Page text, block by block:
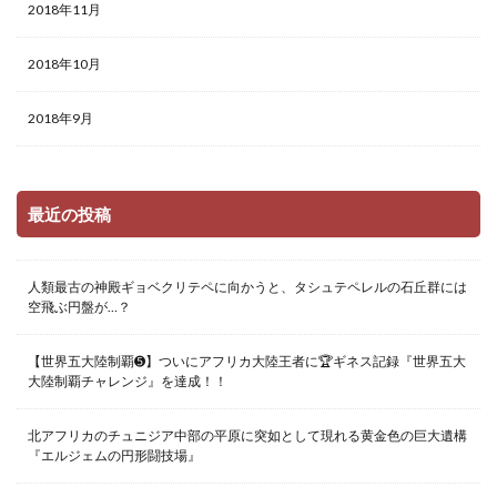
2018年11月
2018年10月
2018年9月
最近の投稿
人類最古の神殿ギョベクリテペに向かうと、タシュテペレルの石丘群には
空飛ぶ円盤が…？
【世界五大陸制覇➎】ついにアフリカ大陸王者に🏆ギネス記録『世界五大
大陸制覇チャレンジ』を達成！！
北アフリカのチュニジア中部の平原に突如として現れる黄金色の巨大遺構
『エルジェムの円形闘技場』